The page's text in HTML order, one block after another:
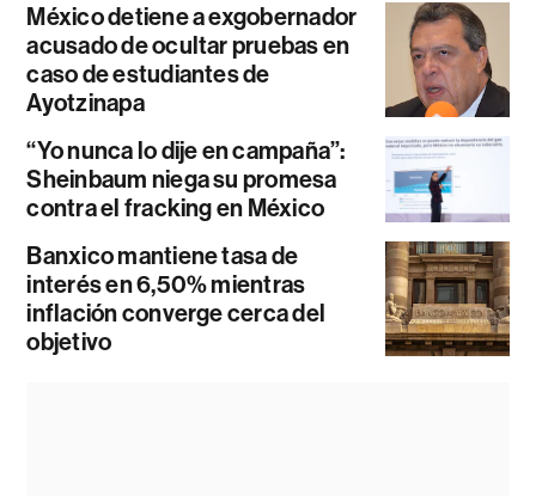
México detiene a exgobernador
acusado de ocultar pruebas en
caso de estudiantes de
Ayotzinapa
“Yo nunca lo dije en campaña”:
Sheinbaum niega su promesa
contra el fracking en México
Banxico mantiene tasa de
interés en 6,50% mientras
inflación converge cerca del
objetivo